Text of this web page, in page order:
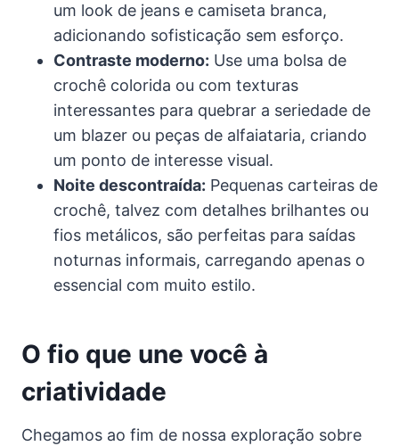
um look de jeans e camiseta branca,
adicionando sofisticação sem esforço.
Contraste moderno: Use uma bolsa de
crochê colorida ou com texturas
interessantes para quebrar a seriedade de
um blazer ou peças de alfaiataria, criando
um ponto de interesse visual.
Noite descontraída: Pequenas carteiras de
crochê, talvez com detalhes brilhantes ou
fios metálicos, são perfeitas para saídas
noturnas informais, carregando apenas o
essencial com muito estilo.
O fio que une você à
criatividade
Chegamos ao fim de nossa exploração sobre